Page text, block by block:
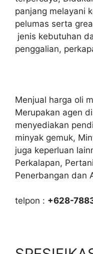
panjang melayani
pelumas serta
jenis kebutuhan
penggalian,
Menjual harga oli
Merupakan agen
menyediakan
minyak gemuk,
juga keperluan
Perkalapan,
Penerbangan dan
telpon : +628-